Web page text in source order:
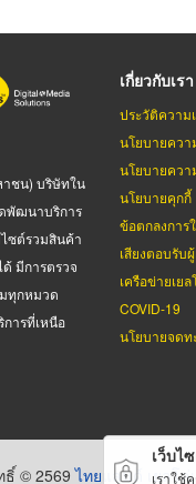
าชน) บริษัทใน
ดพัฒนาบริการ
ซต์รวมสินค้า
มีการตรวจ
ทุกหมวด
การที่เหนือ
เกี่ยวกับเรา
ประวัติความ
นโยบายควา
นโยบายควา
นโยบายคุกกี้
ข้อตกลงการ
เสียงตอบรับ
เครือข่ายเย
COVID-19
นโยบายจดท
ธิ์ © 2569ไทยแลนด์ เยลโล่
เว็บไ
เราใช้